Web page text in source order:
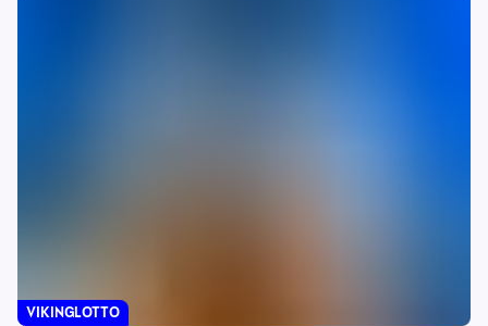
VIKINGLOTTO